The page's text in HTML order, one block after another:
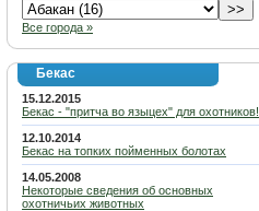
Все города »
Бекас
15.12.2015
Бекас - "притча во языцех" для охотников!
12.10.2014
Бекас на топких пойменных болотах
14.05.2008
Некоторые сведения об основных
охотничьих животных